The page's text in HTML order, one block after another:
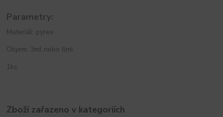
Parametry:
Materiál: pyrex
Objem: 3ml nebo 6ml
1ks
Zboží zařazeno v kategoriích